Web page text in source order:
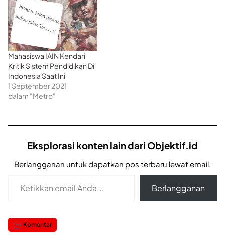
Mahasiswa IAIN Kendari
Kritik Sistem Pendidikan Di
Indonesia Saat Ini
1 September 2021
dalam "Metro"
Eksplorasi konten lain dari Objektif.id
Berlangganan untuk dapatkan pos terbaru lewat email.
Berlangganan
Komentar